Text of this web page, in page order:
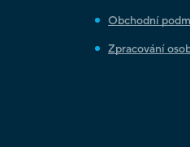
Obchodní
Zpracování